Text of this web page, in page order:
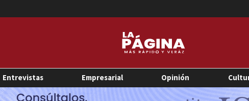
Entrevistas Empresarial Opinión